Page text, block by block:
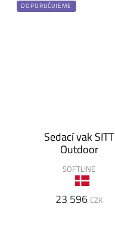
DOPORUČUJEME
Sedací vak SITT
Outdoor
SOFTLINE
23 596 CZK